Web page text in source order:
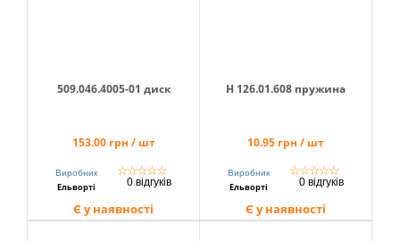
509.046.4005-01 диск
153.00 грн / шт
Виробник
Ельворті
☆☆☆☆☆
0 відгуків
Є у наявності
Н 126.01.608 пружина
10.95 грн / шт
Виробник
Ельворті
☆☆☆☆☆
0 відгуків
Є у наявності